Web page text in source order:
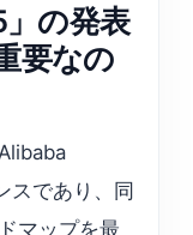
の発表
要なの
スであり、同
マップを最